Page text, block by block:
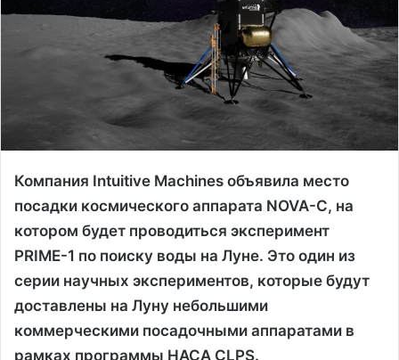
Компания Intuitive Machines объявила место
посадки космического аппарата NOVA-C, на
котором будет проводиться эксперимент
PRIME-1 по поиску воды на Луне. Это один из
серии научных экспериментов, которые будут
доставлены на Луну небольшими
коммерческими посадочными аппаратами в
рамках программы НАСА CLPS.